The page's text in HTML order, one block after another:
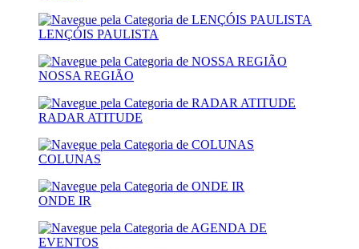
LENÇÓIS PAULISTA
NOSSA REGIÃO
RADAR ATITUDE
COLUNAS
ONDE IR